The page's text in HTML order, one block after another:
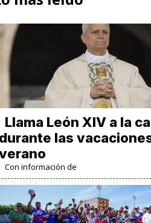
Llama León XIV a la
durante las
Con información de